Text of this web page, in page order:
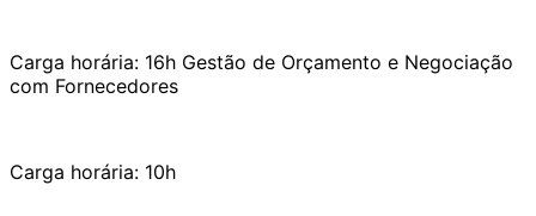
Carga horária: 16h Gestão de Orçamento e Negociação
com Fornecedores
Carga horária: 10h